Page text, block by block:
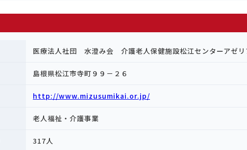
医療法人社団 水澄み会 介護老人保健施設松江センターアゼリ
島根県松江市寺町９９－２６
http://www.mizusumikai.or.jp/
老人福祉・介護事業
317人